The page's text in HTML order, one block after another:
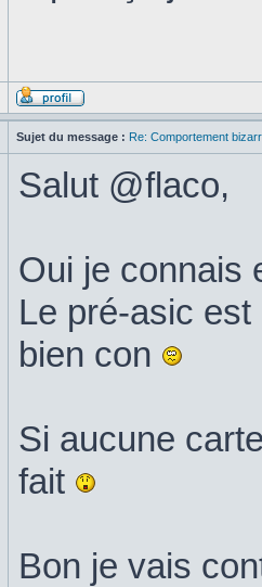
Sujet du message : Re: Comportement
Salut @flaco,
Oui je connais
Le pré-asic
bien con
Si aucune
fait
Bon je vais